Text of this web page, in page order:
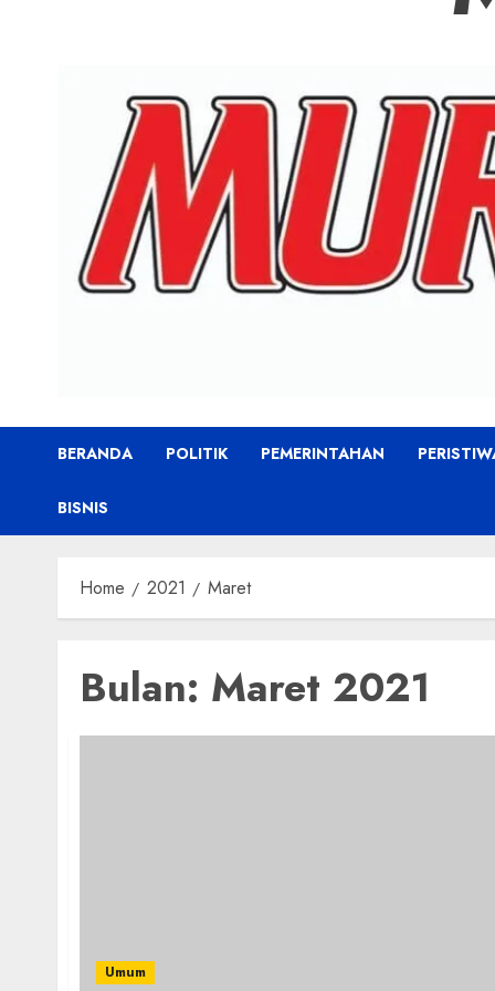
BERANDA POLITIK PEMERINTAHAN
BISNIS
Home 2021 Maret
Bulan: Maret 2021
Umum